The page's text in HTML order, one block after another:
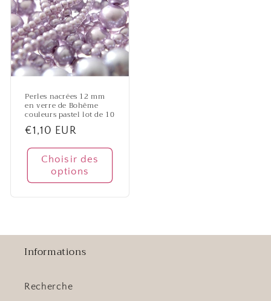
Perles nacrées 12 mm
en verre de Bohême
couleurs pastel lot de 10
Prix
habituel
€1,10 EUR
Choisir des
options
Informations
Recherche